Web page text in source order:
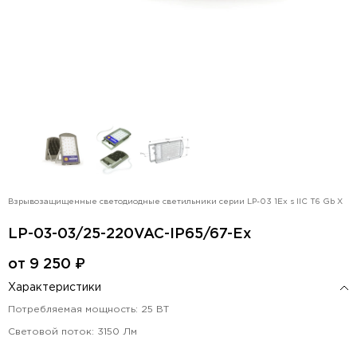
Взрывозащищенные светодиодные светильники серии LP-03 1Ex s IIC T6 Gb X
LP-03-03/25-220VAC-IP65/67-Ex
от 9 250 ₽
Характеристики
Потребляемая мощность: 25 ВТ
Световой поток: 3150 Лм